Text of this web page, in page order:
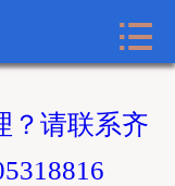
晚报广告网首页
鲁晚报登报内容

？请联系齐